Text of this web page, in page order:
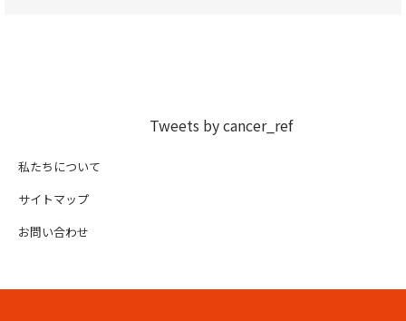
Tweets by cancer_ref
私たちについて
サイトマップ
お問い合わせ